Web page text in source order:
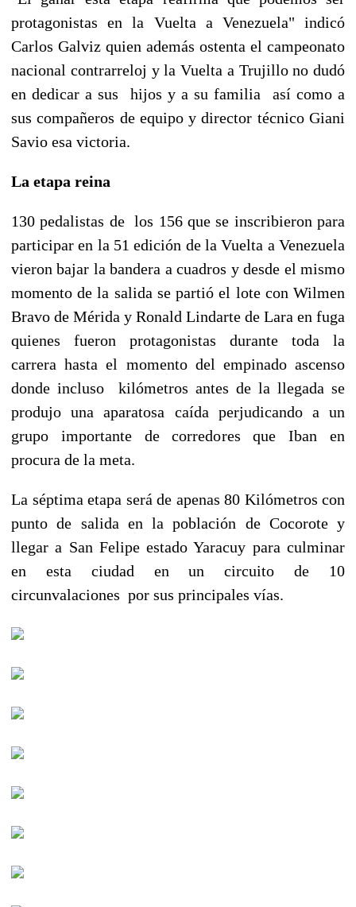
protagonistas en la Vuelta a Venezuela" indicó
Carlos Galviz quien además ostenta el campeonato
nacional contrarreloj y la Vuelta a Trujillo no dudó
en dedicar a sus hijos y a su familia así como a
sus compañeros de equipo y director técnico Giani
Savio esa victoria.
La etapa reina
130 pedalistas de los 156 que se inscribieron para
participar en la 51 edición de la Vuelta a Venezuela
vieron bajar la bandera a cuadros y desde el mismo
momento de la salida se partió el lote con Wilmen
Bravo de Mérida y Ronald Lindarte de Lara en fuga
quienes fueron protagonistas durante toda la
carrera hasta el momento del empinado ascenso
donde incluso kilómetros antes de la llegada se
produjo una aparatosa caída perjudicando a un
grupo importante de corredores que Iban en
procura de la meta.
La séptima etapa será de apenas 80 Kilómetros con
punto de salida en la población de Cocorote y
llegar a San Felipe estado Yaracuy para culminar
en esta ciudad en un circuito de 10
circunvalaciones por sus principales vías.